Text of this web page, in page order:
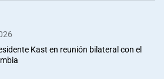
Kast en reunión bilateral con el